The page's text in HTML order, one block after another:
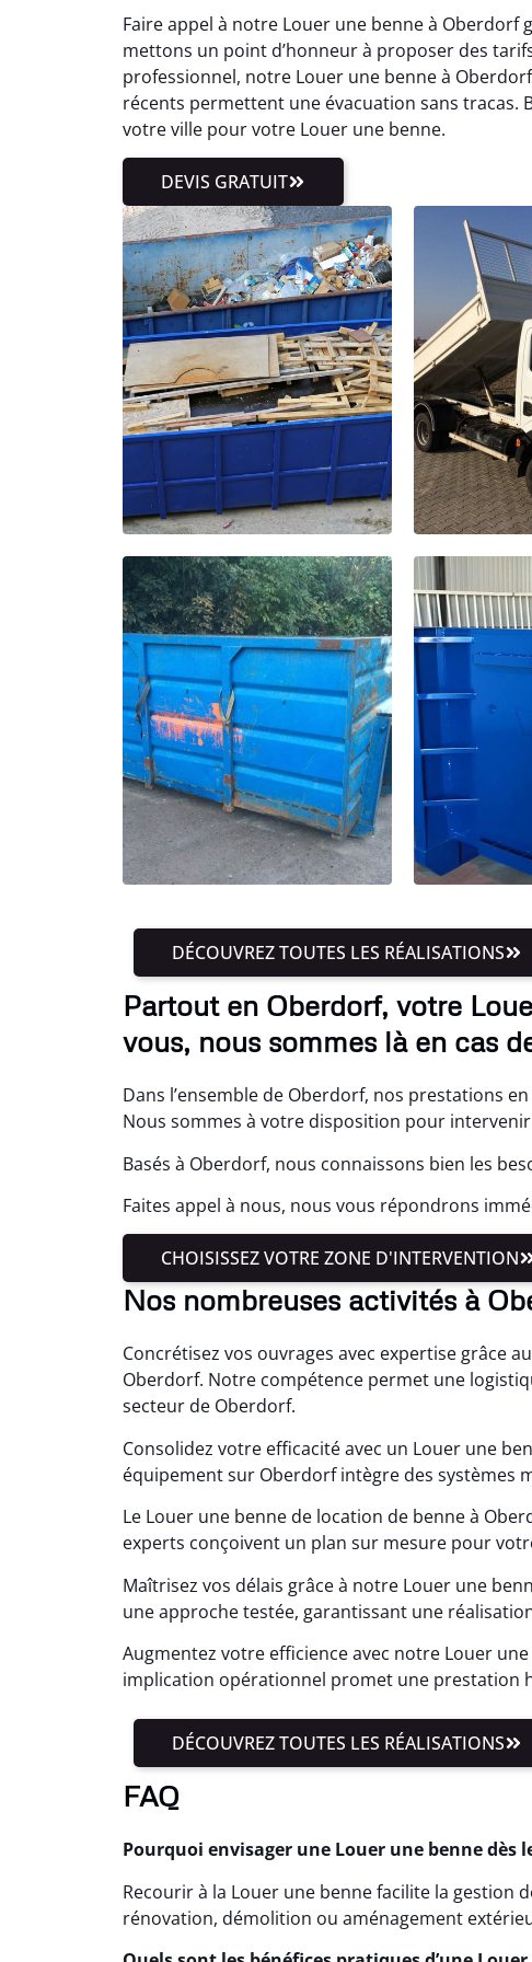
Faire appel à notre Louer une benne à
mettons un point d’honneur à proposer des
professionnel, notre Louer une benne à
récents permettent une évacuation sans tracas.
votre ville pour votre Louer une benne.
DEVIS GRATUIT
DÉCOUVREZ TOUTES LES RÉALISATIONS
Partout en Oberdorf, votre
vous, nous sommes là en cas
Dans l’ensemble de Oberdorf, nos prestations
Nous sommes à votre disposition pour
Basés à Oberdorf, nous connaissons bien les
Faites appel à nous, nous vous répondrons
CHOISISSEZ VOTRE ZONE D'INTERVENTION
Nos nombreuses activités à
Concrétisez vos ouvrages avec expertise grâce
Oberdorf. Notre compétence permet une
secteur de Oberdorf.
Consolidez votre efficacité avec un Louer une
équipement sur Oberdorf intègre des systèmes
Le Louer une benne de location de benne à
experts conçoivent un plan sur mesure pour
Maîtrisez vos délais grâce à notre Louer une
une approche testée, garantissant une
Augmentez votre efficience avec notre Louer
implication opérationnel promet une prestation
DÉCOUVREZ TOUTES LES RÉALISATIONS
FAQ
Pourquoi envisager une Louer une benne dès
Recourir à la Louer une benne facilite la gestion
rénovation, démolition ou aménagement